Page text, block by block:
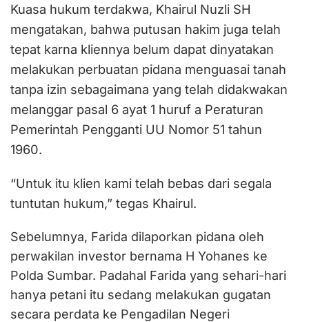
Kuasa hukum terdakwa, Khairul Nuzli SH
mengatakan, bahwa putusan hakim juga telah
tepat karna kliennya belum dapat dinyatakan
melakukan perbuatan pidana menguasai tanah
tanpa izin sebagaimana yang telah didakwakan
melanggar pasal 6 ayat 1 huruf a Peraturan
Pemerintah Pengganti UU Nomor 51 tahun
1960.
“Untuk itu klien kami telah bebas dari segala
tuntutan hukum,” tegas Khairul.
Sebelumnya, Farida dilaporkan pidana oleh
perwakilan investor bernama H Yohanes ke
Polda Sumbar. Padahal Farida yang sehari-hari
hanya petani itu sedang melakukan gugatan
secara perdata ke Pengadilan Negeri